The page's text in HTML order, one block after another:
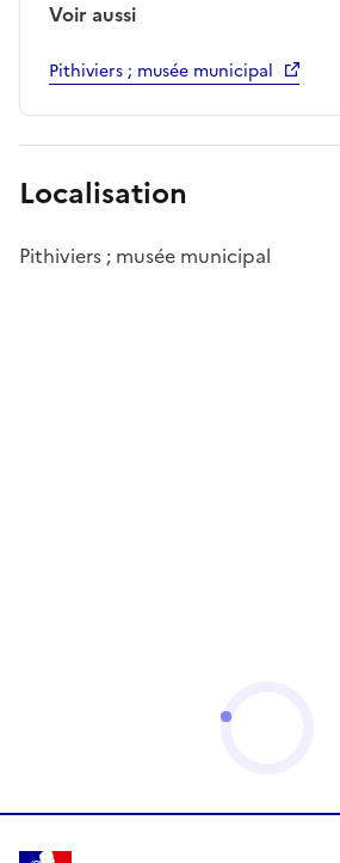
Voir aussi
Pithiviers ; musée municipal
Localisation
Pithiviers ; musée municipal